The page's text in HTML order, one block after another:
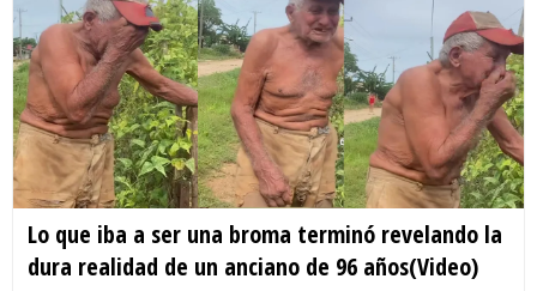
Lo que iba a ser una broma terminó revelando la
dura realidad de un anciano de 96 años(Video)